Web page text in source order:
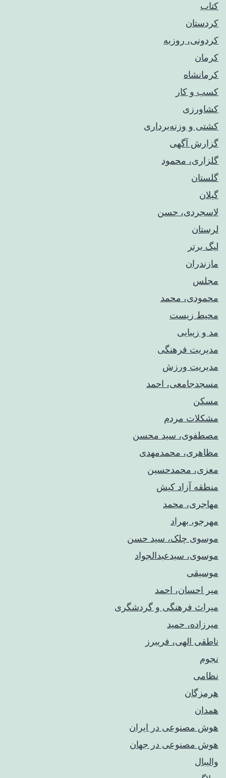
کتاب
کردستان
کردونی، روزبه
کرمان
کرمانشاه
کسب و کار
کشاورزی
کشتی و وزنه‌برداری
گزارش آگهی
گلزاری، محمود
گلستان
گیلان
لاسجردی، حسن
لرستان
لیگ برتر
مازندران
مجلس
محمودی، محمد
محیط زیست
مد و زیبایی
مدیریت فرهنگی
مدیریت ورزش
مسجدجامعی، احمد
مسکن
مشکلات مردم
مصطفوی، سید محسن
مظاهری، محمدمهدی
معزی، محمدحسین
منطقه آزاد کیش
مهاجری، محمد
مهرجو، بهراد
موسوی چلک، سید حسن
موسوی، سیدعبدالجواد
موسیقی
میر احسان، احمد
میراث فرهنگی و گردشگری
میرزاده، حمید
ناطقی الهی، فریبرز
نجوم
نظامی
هرمزگان
همدان
هوش مصنوعی در ایران
هوش مصنوعی در جهان
والیبال